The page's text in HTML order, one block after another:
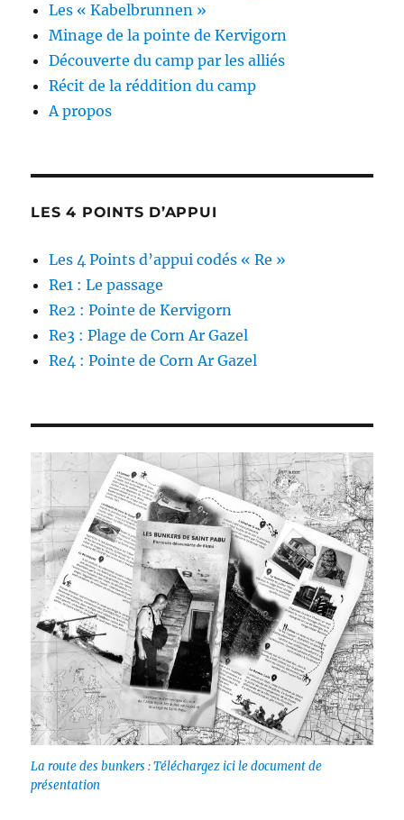
Les « Kabelbrunnen »
Minage de la pointe de Kervigorn
Découverte du camp par les alliés
Récit de la réddition du camp
A propos
LES 4 POINTS D’APPUI
Les 4 Points d’appui codés « Re »
Re1 : Le passage
Re2 : Pointe de Kervigorn
Re3 : Plage de Corn Ar Gazel
Re4 : Pointe de Corn Ar Gazel
La route des bunkers : Téléchargez ici le document de
présentation